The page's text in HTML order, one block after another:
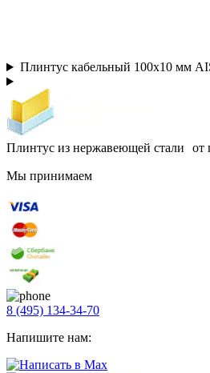
Плинтус кабельный 100х10 мм
Плинтус из нержавеющей стали от
Мы принимаем
8 (495) 134-34-70
Напишите нам: